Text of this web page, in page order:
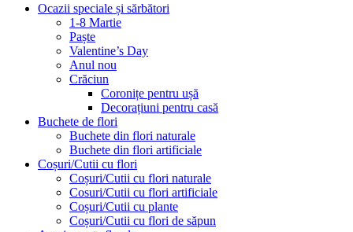
Ocazii speciale și sărbători
1-8 Martie
Paște
Valentine’s Day
Anul nou
Crăciun
Coronițe pentru ușă
Decorațiuni pentru casă
Buchete de flori
Buchete din flori naturale
Buchete din flori artificiale
Coșuri/Cutii cu flori
Coșuri/Cutii cu flori naturale
Cosuri/Cutii cu flori artificiale
Coșuri/Cutii cu plante
Coșuri/Cutii cu flori de săpun